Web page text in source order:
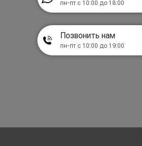
пн-пт с 10:00 до 18:00
Позвонить нам
пн-пт с 10:00 до 19:00